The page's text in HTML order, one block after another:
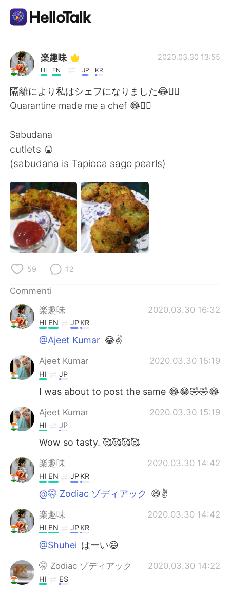
App di scambio linguistico
AI Grammar Checker
Italiano
English
繁體中文 Español
العربية Français
Deutsch 日本語
Türkçe
Português
楽趣味
HI EN JP KR
2020.03.30 13:55
隔離により私はシェフになりました😂🤦‍♀️
Quarantine made me a chef 😂🤦‍♀️
Sabudana
cutlets 🍘
(sabudana is Tapioca sago pearls)
59 12
Commenti
楽趣味
2020.03.30 16:32
HI EN JPKR
@Ajeet Kumar 😂✌️
Ajeet Kumar 2020.03.30 15:19
HI JP
I was about to post the same 😂😂🤣🤣😂
Ajeet Kumar 2020.03.30 15:19
HI JP
Wow so tasty. 🥰🥰🥰🥰
楽趣味 2020.03.30 14:42
HI EN JPKR
@🤫 Zodiac ゾディアック 😄✌️
楽趣味 2020.03.30 14:42
HI EN JPKR
@Shuhei はーい😄
🤫 Zodiac ゾディアック 2020.03.30 14:22
HI ES